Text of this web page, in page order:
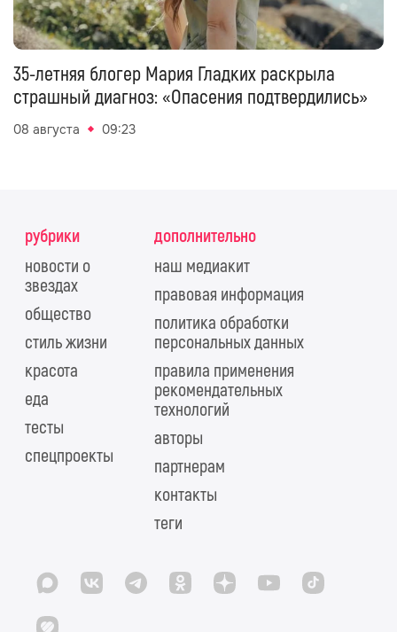
35-летняя блогер Мария Гладких раскрыла
страшный диагноз: «Опасения подтвердились»
08 августа 09:23
рубрики
новости о
звездах
общество
стиль жизни
красота
еда
тесты
спецпроекты
дополнительно
наш медиакит
правовая информация
политика обработки
персональных данных
правила применения
рекомендательных
технологий
авторы
партнерам
контакты
теги